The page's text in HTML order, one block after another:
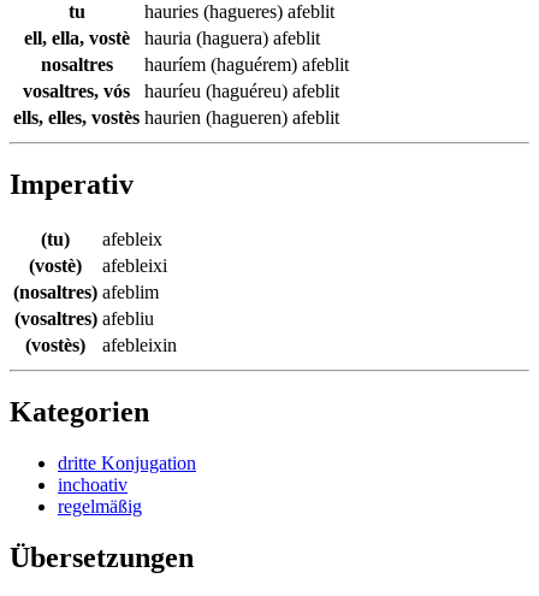
tu
hauries (hagueres) afeblit
ell, ella, vostè
hauria (haguera) afeblit
nosaltres
hauríem (haguérem) afeblit
vosaltres, vós
hauríeu (haguéreu) afeblit
ells, elles, vostès haurien (hagueren) afeblit
Imperativ
(tu)
afebleix
(vostè)
afebleixi
(nosaltres) afeblim
(vosaltres) afebliu
(vostès)
afebleixin
Kategorien
dritte Konjugation
inchoativ
regelmäßig
Übersetzungen